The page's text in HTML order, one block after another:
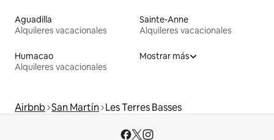
Aguadilla
Alquileres vacacionales
Sainte-Anne
Alquileres vacacionales
Humacao
Alquileres vacacionales
Mostrar más
Airbnb San Martín Les Terres Basses